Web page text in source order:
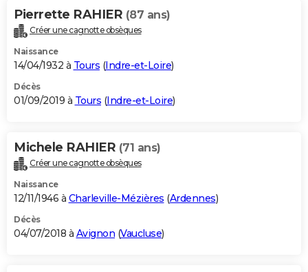
Pierrette RAHIER (87 ans)
Créer une cagnotte obsèques
Naissance
14/04/1932 à Tours (Indre-et-Loire)
Décès
01/09/2019 à Tours (Indre-et-Loire)
Michele RAHIER (71 ans)
Créer une cagnotte obsèques
Naissance
12/11/1946 à Charleville-Mézières (Ardennes)
Décès
04/07/2018 à Avignon (Vaucluse)